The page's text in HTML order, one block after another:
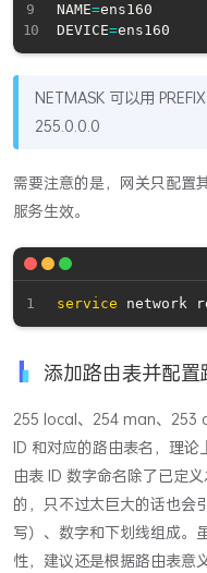
NAME=ens160
DEVICE=
NETMASK 可以用
255.0.0.0
需要注意的是，网关只配置
服务生效。
service
添加路由表并配置
255 local、254 man、253
ID 和对应的路由表名，理
由表 ID 数字命名除了已定
的，只不过太巨大的话也会
写）、数字和下划线组成。
性，建议还是根据路由表意